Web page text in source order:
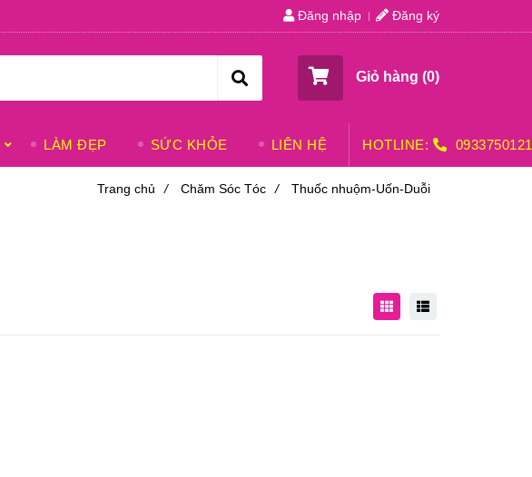
Đăng nhập Đăng ký
Giỏ hàng (0)
LÀM ĐẸP SỨC KHỎE LIÊN HỆ HOTLINE: 0933750121
Trang chủ / Chăm Sóc Tóc / Thuốc nhuộm-Uốn-Duỗi